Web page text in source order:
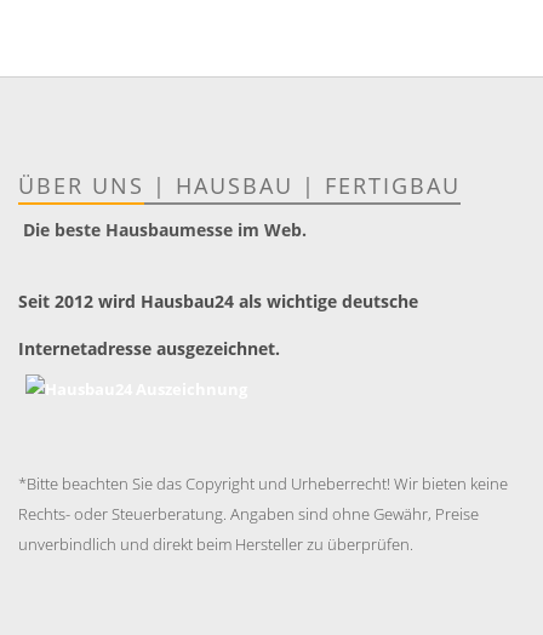
ÜBER UNS | HAUSBAU | FERTIGBAU
Die beste Hausbaumesse im Web.
Seit 2012 wird Hausbau24 als wichtige deutsche
Internetadresse ausgezeichnet.
*Bitte beachten Sie das Copyright und Urheberrecht! Wir bieten keine
Rechts- oder Steuerberatung. Angaben sind ohne Gewähr, Preise
unverbindlich und direkt beim Hersteller zu überprüfen.